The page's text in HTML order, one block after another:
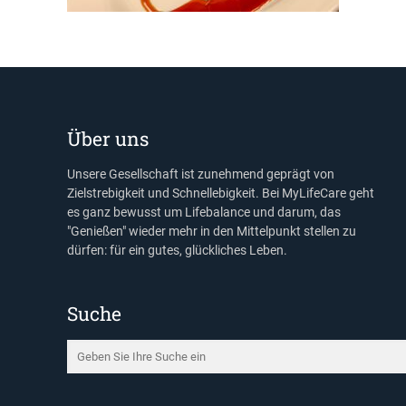
Über uns
Unsere Gesellschaft ist zunehmend geprägt von
Zielstrebigkeit und Schnellebigkeit. Bei MyLifeCare geht
es ganz bewusst um Lifebalance und darum, das
"Genießen" wieder mehr in den Mittelpunkt stellen zu
dürfen: für ein gutes, glückliches Leben.
Suche